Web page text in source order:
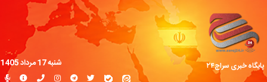
پایگاه خبری سراج۲۴ شنبه 17 مرداد 1405